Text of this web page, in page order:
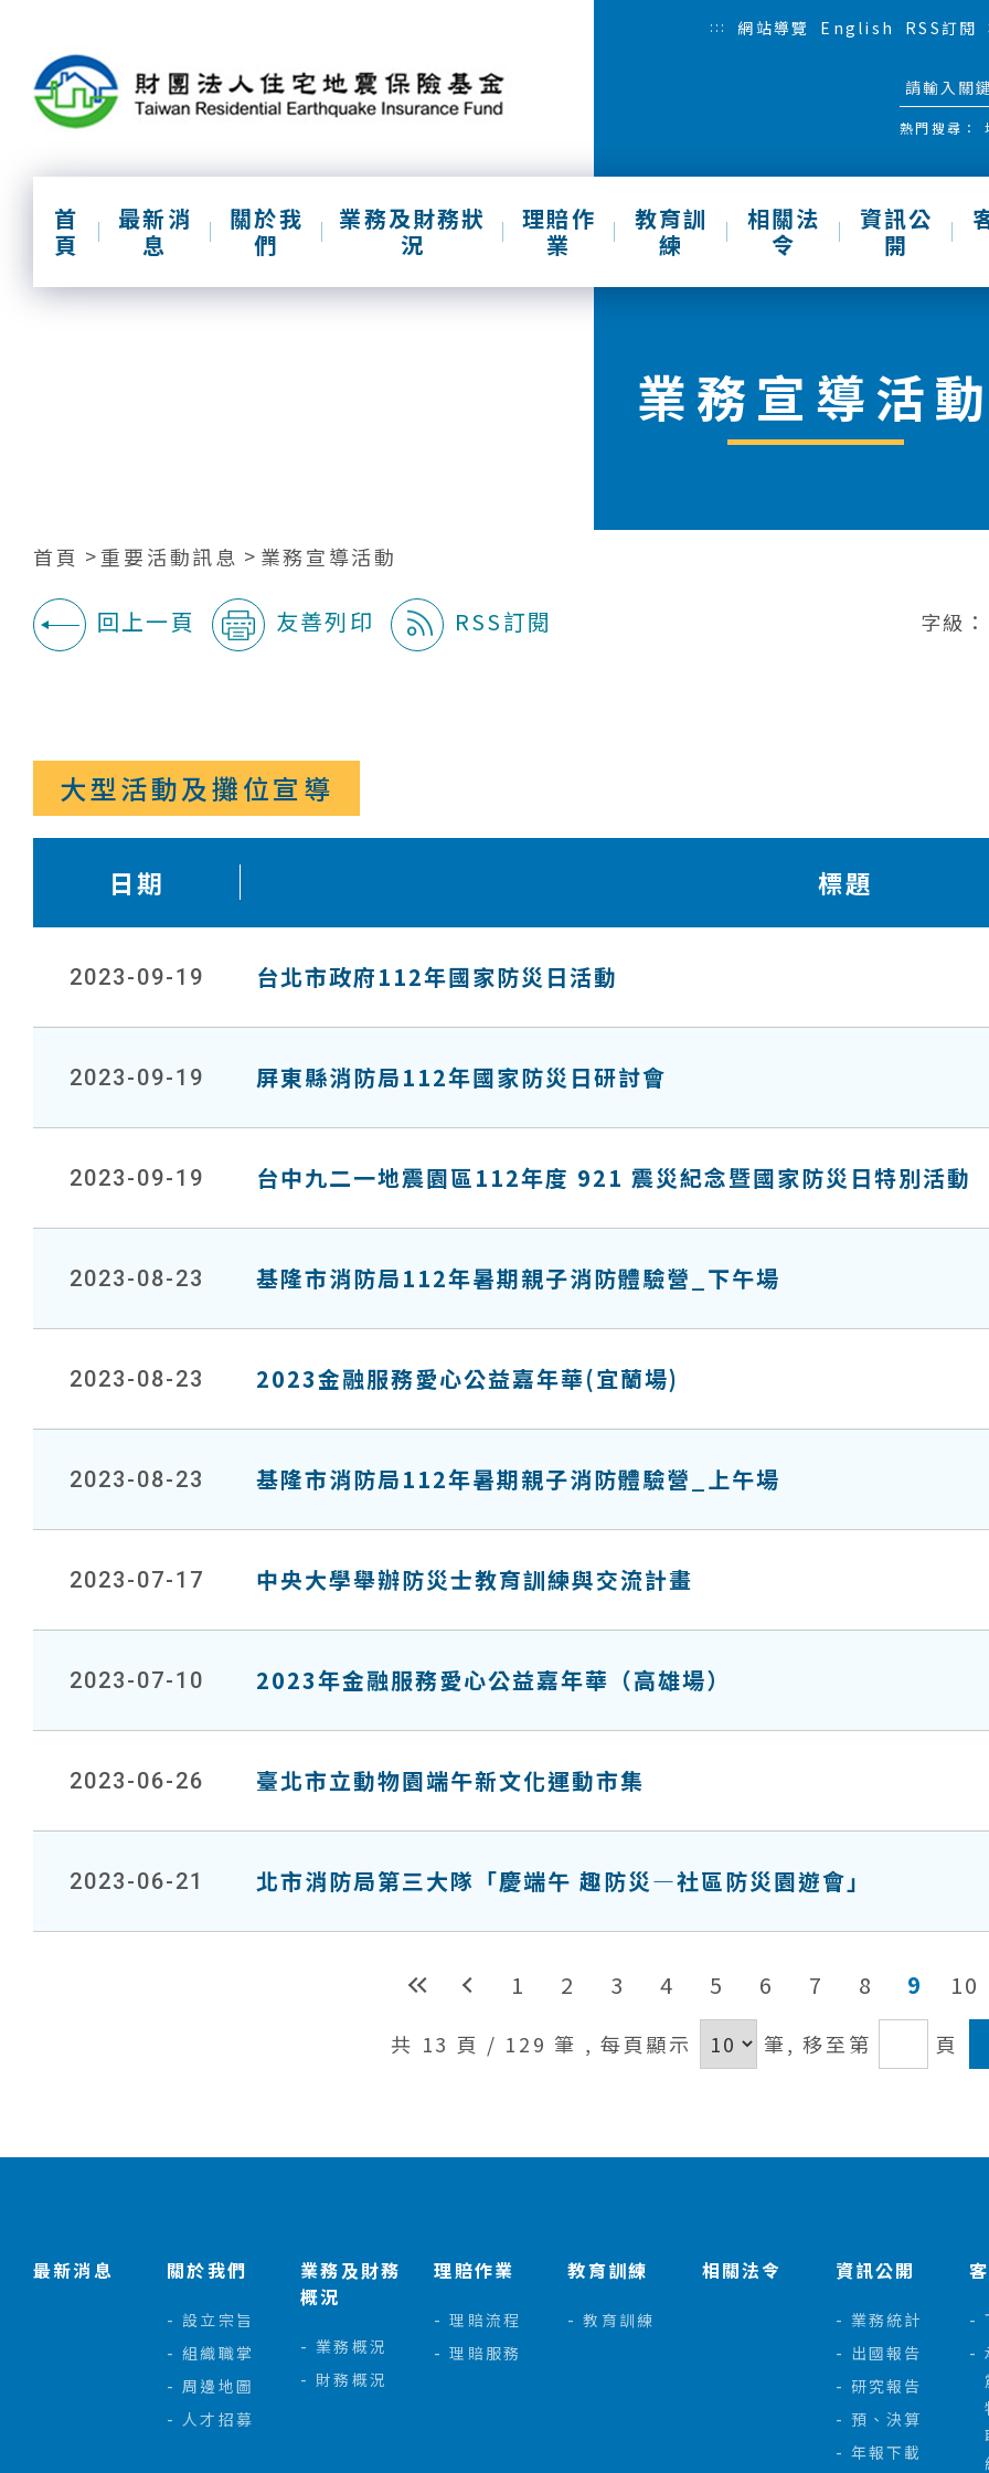
::: 網站導覽 English RSS訂閱
熱門搜尋：
首
頁
最新消
息
關於我
們
業務及財務狀
況
理賠作
業
教育訓
練
相關法
令
資訊公
開
業務宣導活
首頁 重要活動訊息 業務宣導活動
回上一頁 友善列印 RSS訂閱 字級：
大型活動及攤位宣導
日期 標題
2023-09-19 台北市政府112年國家防災日活動
2023-09-19 屏東縣消防局112年國家防災日研討會
2023-09-19 台中九二一地震園區112年度 921 震災紀念暨國家防災日特別活動
2023-08-23 基隆市消防局112年暑期親子消防體驗營_下午場
2023-08-23 2023金融服務愛心公益嘉年華(宜蘭場)
2023-08-23 基隆市消防局112年暑期親子消防體驗營_上午場
2023-07-17 中央大學舉辦防災士教育訓練與交流計畫
2023-07-10 2023年金融服務愛心公益嘉年華（高雄場）
2023-06-26 臺北市立動物園端午新文化運動市集
2023-06-21 北市消防局第三大隊「慶端午 趣防災—社區防災園遊會」
1 2 3 4 5 6 7 8 9 10
共 13 頁 / 129 筆 , 每頁顯示 筆,移至第 頁
最新消息 關於我們
設立宗旨
組織職掌
周邊地圖
人才招募
業務及財務
概況
業務概況
財務概況
理賠作業
理賠流程
理賠服務
教育訓練
教育訓練
相關法令 資訊公開
業務統計
出國報告
研究報告
預、決算
年報下載